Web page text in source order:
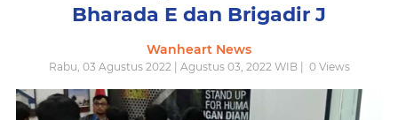
Bharada E dan Brigadir J
Wanheart News
Rabu, 03 Agustus 2022 | Agustus 03, 2022 WIB | 0Views